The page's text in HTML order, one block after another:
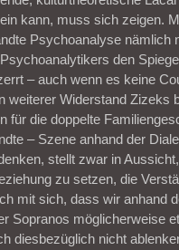
kann, muss sich zeigen.
Psychoanalyse nämlich
den
– auch wenn es keine
weiterer Widerstand Zizeks
für die doppelte
– Szene anhand der
stellt zwar in
zu setzen, die
mit sich, dass wir anhand
Sopranos möglicherweise
diesbezüglich nicht